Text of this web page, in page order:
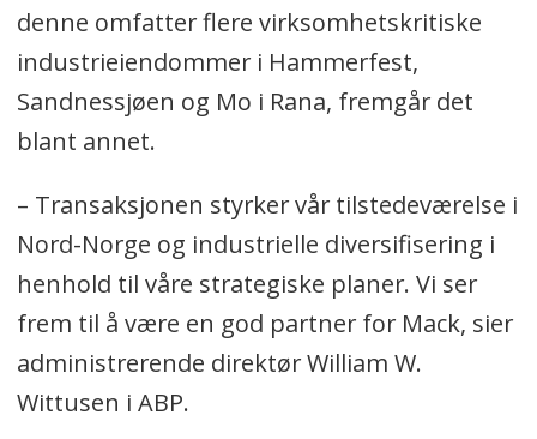
denne omfatter flere virksomhetskritiske
industrieiendommer i Hammerfest,
Sandnessjøen og Mo i Rana, fremgår det
blant annet.
– Transaksjonen styrker vår tilstedeværelse i
Nord-Norge og industrielle diversifisering i
henhold til våre strategiske planer. Vi ser
frem til å være en god partner for Mack, sier
administrerende direktør William W.
Wittusen i ABP.